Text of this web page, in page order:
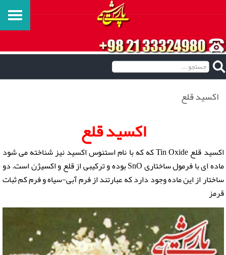
اکسید قلع
اکسید قلع
اکسید قلع Tin Oxide که که با نام استنوس اکسید نیز شناخته می شود
ماده ای با فرمول ساختاری SnO بوده و ترکیبی از قلع و اکسیژن است. دو
ساختار از این ماده وجود دارد که عبارتند از فرم آبی-سیاه و فرم کم ثبات
قرمز